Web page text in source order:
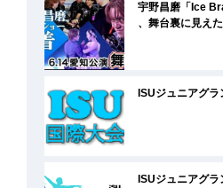
宇野昌磨「Ice
、舞台裏に見え
ISUジュニアグ
ISUジュニアグ